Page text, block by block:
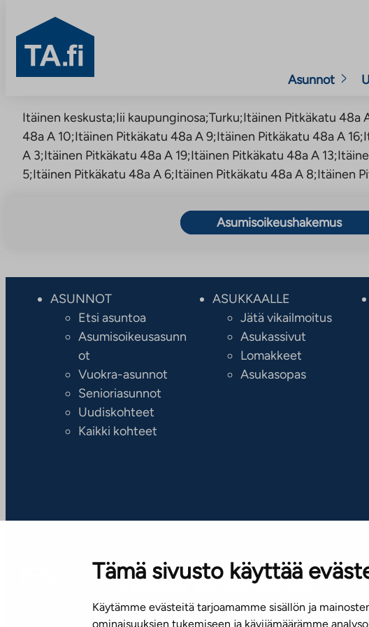
Tämä sivusto käyttää
Käytämme evästeitä tarjoamamme sisällön ja
ominaisuuksien tukemiseen ja kävijämäärämme
sisältöön
TA.fi
Asunnot
Itäinen keskusta;Iii kaupunginosa;Turku;Itäinen Pitkäkatu
48a A 10;Itäinen Pitkäkatu 48a A 9;Itäinen Pitkäkatu 48a A
A 3;Itäinen Pitkäkatu 48a A 19;Itäinen Pitkäkatu 48a A
5;Itäinen Pitkäkatu 48a A 6;Itäinen Pitkäkatu 48a A 8;Itäinen
Asumisoikeushakemus
ASUNNOT
Etsi asuntoa
Asumisoikeusasunn
ot
Vuokra-asunnot
Senioriasunnot
Uudiskohteet
Kaikki kohteet
ASUKKAALLE
Jätä vikailmoitus
Asukassivut
Lomakkeet
Asukasopas
Tilaa uutiskirje